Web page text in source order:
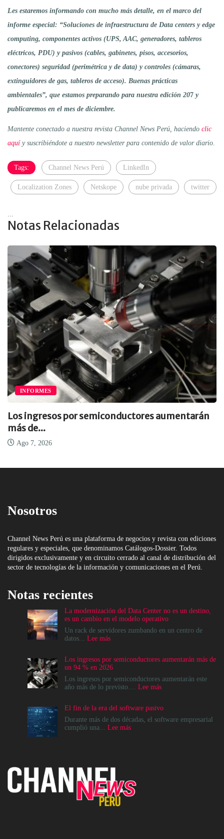
Les estaremos informando con mucho más detalle, en el marco del
informe especial: “Soluciones de infraestructura de Data centers y edge
computing, componentes activos (UPS, AAC, generadores, tableros
eléctricos, PDU) y pasivos (cables, gabinetes, pisos, accesorios,
conectores) seguridad (perimétrica y de data) y controles (cámaras,
extinguidores de gas, tableros de acceso). Buenas prácticas
ambientales”, que estamos preparando para nuestra edición 207 y
publicaremos en el mes de diciembre.
Mantente conectado a nuestra revista Channel News Perú, haciendo clic
aquíy suscribiéndote a nuestro newsletter para contenido de valor diario
Tags: Channel News Perú LinkedIn
Localization Zones Netskope nube privada twitter
Notas Relacionadas
INFORMES
Los ingresos por semiconductores aumentarán
más de...
Ago 7, 2026
Nosotros
Channel News Perú es una plataforma de negocios y revista con ediciones
regulares y especiales, que denominamos Catálogos-Dossier. Todos
dirigidos exclusivamente y en circuito cerrado al canal de distribución del
sector de tecnologías de la información y comunicaciones en el Perú.
Notas recientes
La modernización del Data Center no es un destino,
es un cambio en el modelo operativo
Un rack de servidores zumbando en un centro de
datos... Lee más:
del
Data
Center
no
destino,
es
un
operativo
Los ingresos por semiconductores aumentarán más de
un 94 % en 2026
Los ingresos por semiconductores aumentarán este
año más de lo previsto.... Lee más:
por
semiconductores
El fin de la era del software pasivo
Durante más de dos décadas, el software empresarial
cumplió una... Lee más:
software
pasivo